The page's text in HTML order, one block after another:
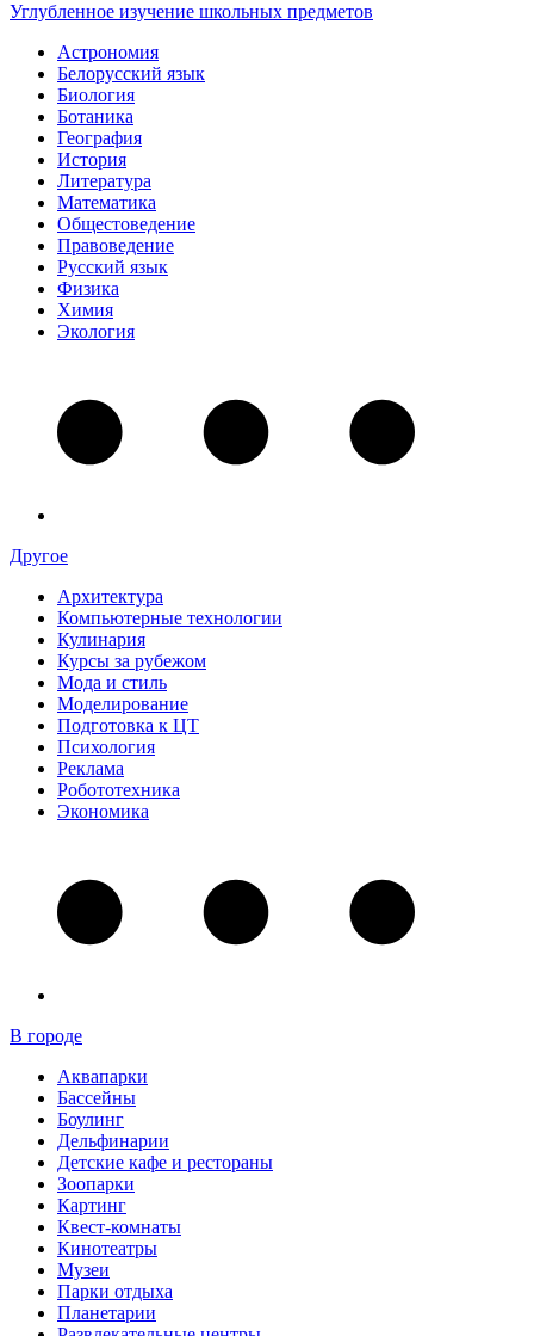
Углубленное изучение школьных предметов
Астрономия
Белорусский язык
Биология
Ботаника
География
История
Литература
Математика
Общестоведение
Правоведение
Русский язык
Физика
Химия
Экология
Другое
Архитектура
Компьютерные технологии
Кулинария
Курсы за рубежом
Мода и стиль
Моделирование
Подготовка к ЦТ
Психология
Реклама
Робототехника
Экономика
В городе
Аквапарки
Бассейны
Боулинг
Дельфинарии
Детские кафе и рестораны
Зоопарки
Картинг
Квест-комнаты
Кинотеатры
Музеи
Парки отдыха
Планетарии